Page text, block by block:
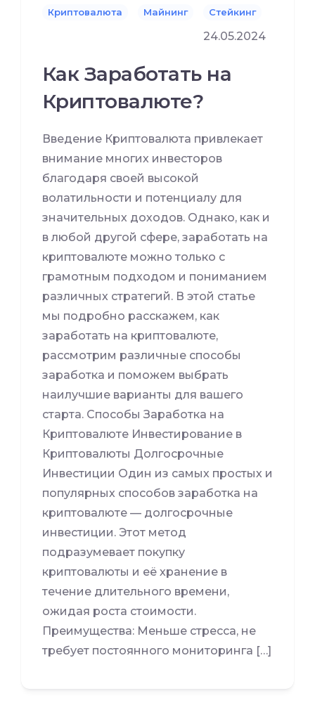
Криптовалюта Майнинг Стейкинг
24.05.2024
Как Заработать на
Криптовалюте?
Введение Криптовалюта привлекает
внимание многих инвесторов
благодаря своей высокой
волатильности и потенциалу для
значительных доходов. Однако, как и
в любой другой сфере, заработать на
криптовалюте можно только с
грамотным подходом и пониманием
различных стратегий. В этой статье
мы подробно расскажем, как
заработать на криптовалюте,
рассмотрим различные способы
заработка и поможем выбрать
наилучшие варианты для вашего
старта. Способы Заработка на
Криптовалюте Инвестирование в
Криптовалюты Долгосрочные
Инвестиции Один из самых простых и
популярных способов заработка на
криптовалюте — долгосрочные
инвестиции. Этот метод
подразумевает покупку
криптовалюты и её хранение в
течение длительного времени,
ожидая роста стоимости.
Преимущества: Меньше стресса, не
требует постоянного мониторинга […]